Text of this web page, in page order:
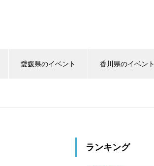
愛媛県のイベント 香川県のイベント
ランキング